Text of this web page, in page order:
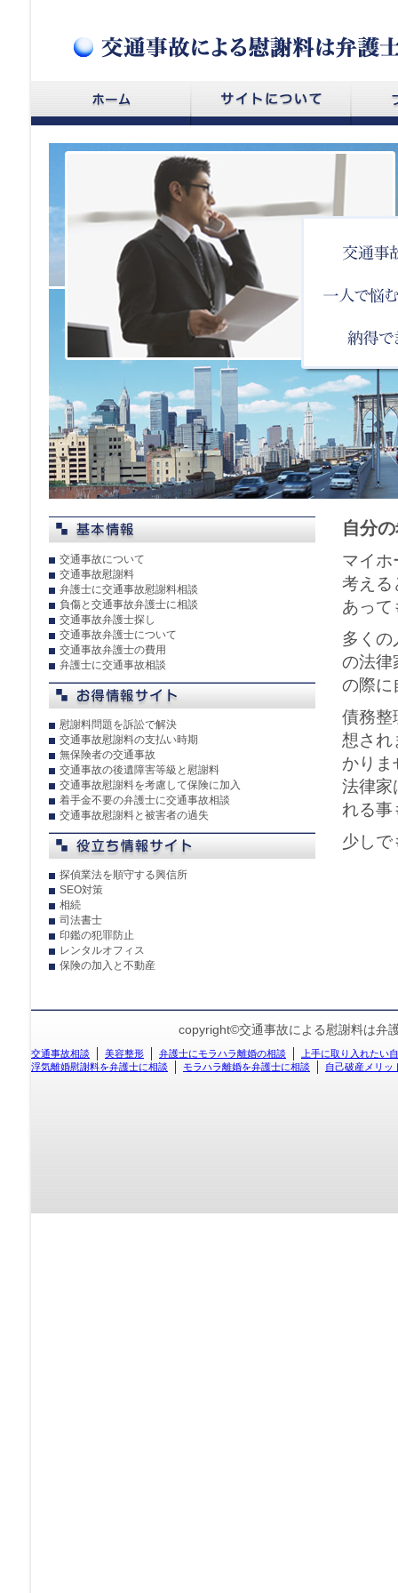
交通事故について
交通事故慰謝料
弁護士に交通事故慰謝料相談
負傷と交通事故弁護士に相談
交通事故弁護士探し
交通事故弁護士について
交通事故弁護士の費用
弁護士に交通事故相談
慰謝料問題を訴訟で解決
交通事故慰謝料の支払い時期
無保険者の交通事故
交通事故の後遺障害等級と慰謝料
交通事故慰謝料を考慮して保険に加入
着手金不要の弁護士に交通事故相談
交通事故慰謝料と被害者の過失
探偵業法を順守する興信所
SEO対策
相続
司法書士
印鑑の犯罪防止
レンタルオフィス
保険の加入と不動産
自分
マイホ
考える
あって
多くの
の法律
の際に
債務整
想され
かりま
法律家
れる事
少しで
copyright©交通事故による慰謝料は弁
交通事故相談 美容整形 弁護士にモラハラ離婚の相談
上手に取り入れたい
浮気離婚慰謝料を弁護士に相談
モラハラ離婚を弁護士に相談 自己破産メリッ